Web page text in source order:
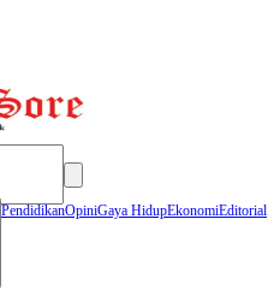
PendidikanOpiniGaya HidupEkonomiEditorial